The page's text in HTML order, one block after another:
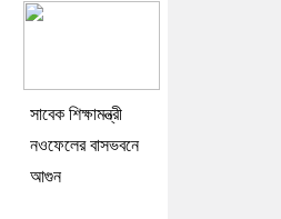
সাবেক শিক্ষামন্ত্রী
নওফেলের বাসভবনে
আগুন